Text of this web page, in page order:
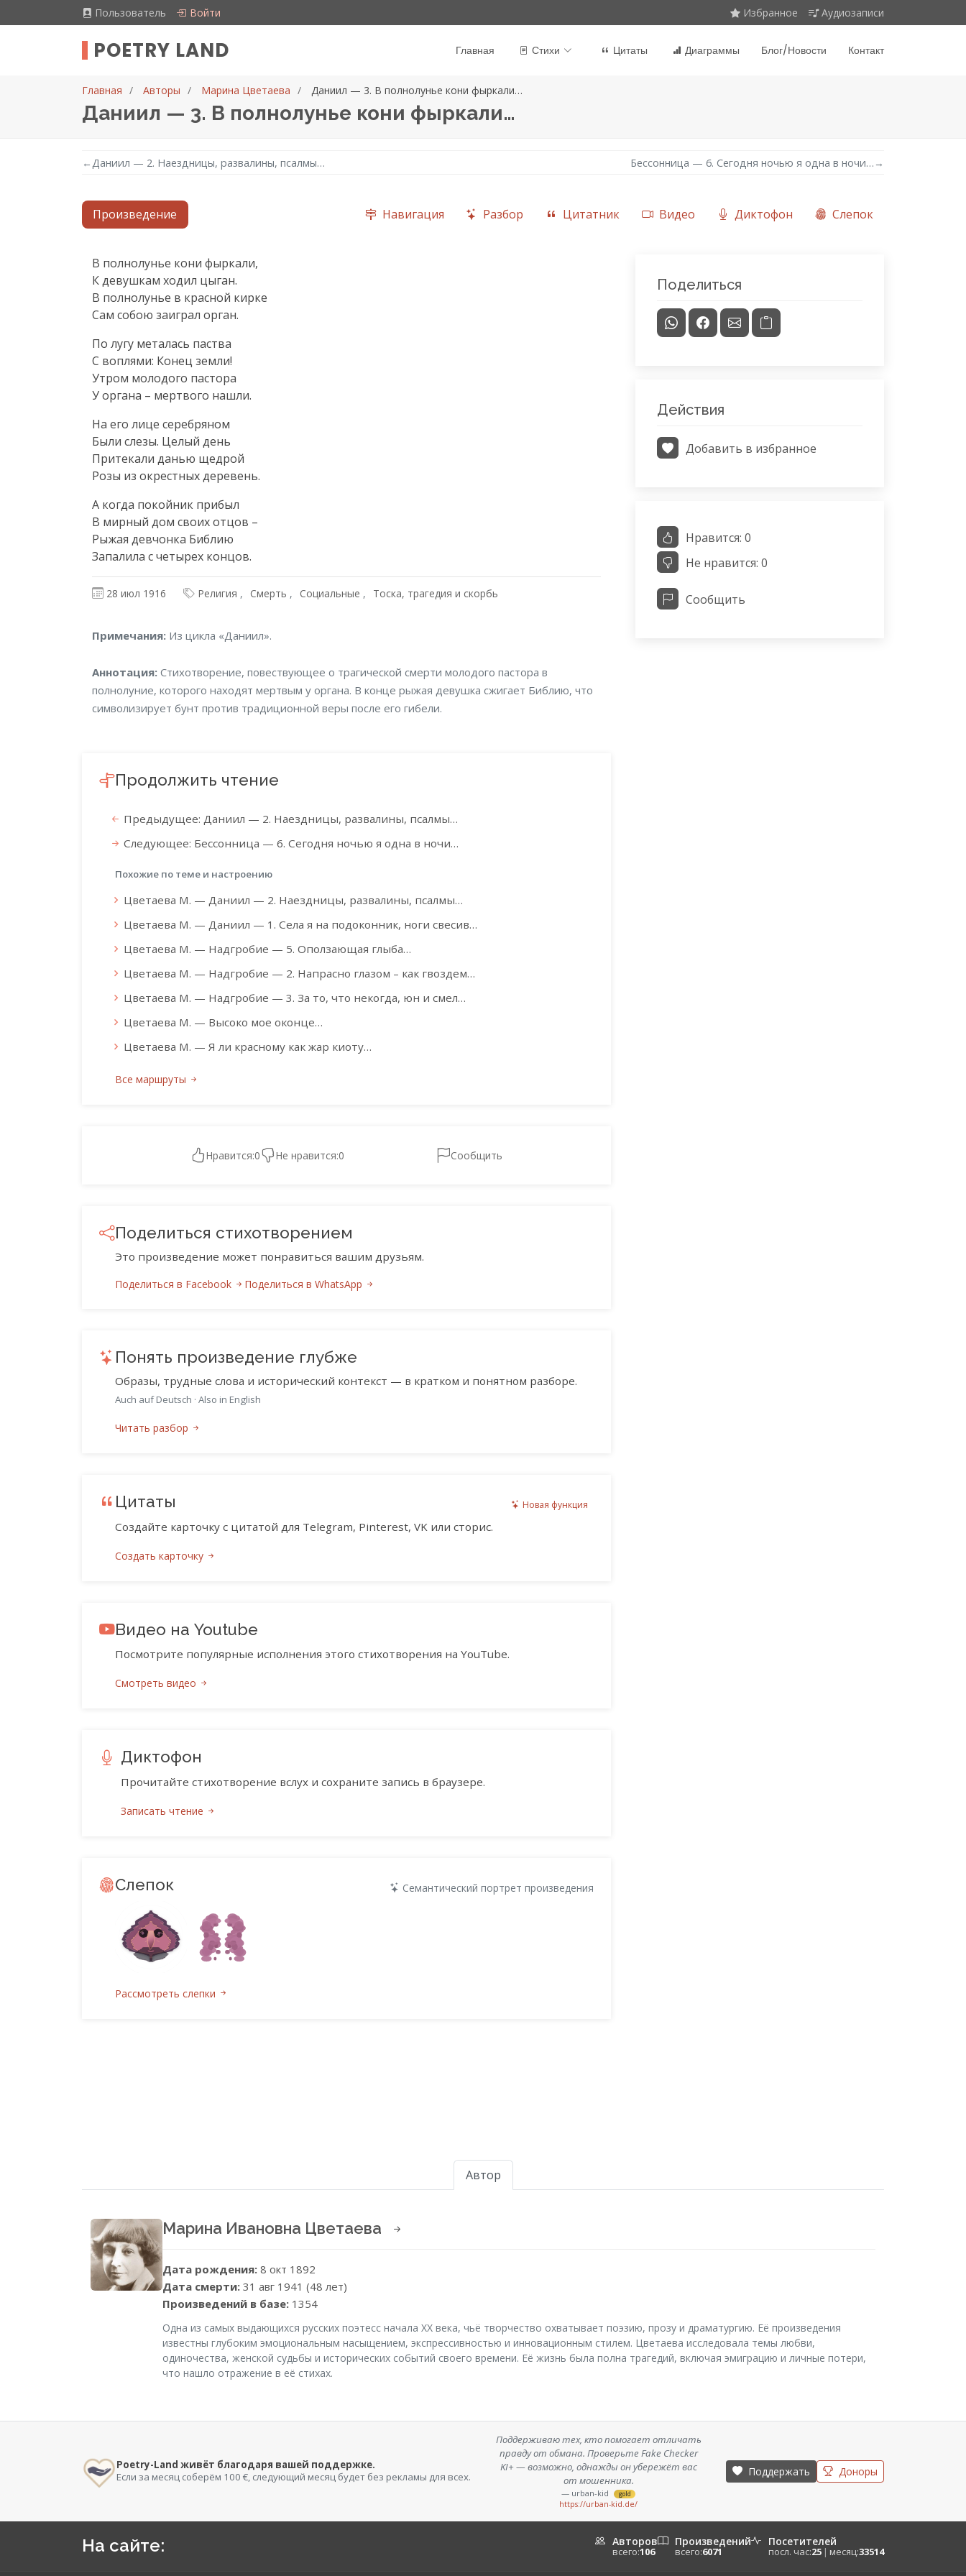
Пользователь Войти Избранное Аудиозаписи
POETRY LAND Главная Стихи Цитаты Диаграммы Блог/Новости Контакт
Главная Авторы Марина Цветаева Даниил — 3. В полнолунье кони фыркали…
Даниил — 3. В полнолунье кони фыркали…
← Даниил — 2. Наездницы, развалины, псалмы… Бессонница — 6. Сегодня ночью я одна в ночи… →
Произведение Навигация Разбор Цитатник Видео Диктофон Слепок
Текст произведения
В полнолунье кони фыркали,
К девушкам ходил цыган.
В полнолунье в красной кирке
Сам собою заиграл орган.
По лугу металась паства
С воплями: Конец земли!
Утром молодого пастора
У органа – мертвого нашли.
На его лице серебряном
Были слезы. Целый день
Притекали данью щедрой
Розы из окрестных деревень.
А когда покойник прибыл
В мирный дом своих отцов –
Рыжая девчонка Библию
Запалила с четырех концов.
28 июл 1916 Религия Смерть Социальные Тоска, трагедия и скорбь
Примечания
Примечания: Из цикла «Даниил».
Аннотация
Аннотация:Стихотворение, повествующее о трагической смерти молодого пастора в
полнолуние, которого находят мертвым у органа. В конце рыжая девушка сжигает Библию, что
символизирует бунт против традиционной веры после его гибели.
Продолжить чтение
Предыдущее: Даниил — 2. Наездницы, развалины, псалмы…
Следующее: Бессонница — 6. Сегодня ночью я одна в ночи…
Похожие по теме и настроению
Цветаева М. — Даниил — 2. Наездницы, развалины, псалмы…
Цветаева М. — Даниил — 1. Села я на подоконник, ноги свесив…
Цветаева М. — Надгробие — 5. Оползающая глыба…
Цветаева М. — Надгробие — 2. Напрасно глазом – как гвоздем…
Цветаева М. — Надгробие — 3. За то, что некогда, юн и смел…
Цветаева М. — Высоко мое оконце…
Цветаева М. — Я ли красному как жар киоту…
Все маршруты
Нравится:0 Не нравится:0 Сообщить
Поделиться стихотворением
Это произведение может понравиться вашим друзьям.
Поделиться в Facebook Поделиться в WhatsApp
Понять произведение глубже
Образы, трудные слова и исторический контекст — в кратком и понятном разборе.
Auch auf Deutsch · Also in English
Читать разбор
Цитаты Новая функция
Создайте карточку с цитатой для Telegram, Pinterest, VK или сторис.
Создать карточку
Видео на Youtube
Посмотрите популярные исполнения этого стихотворения на YouTube.
Смотреть видео
Диктофон
Прочитайте стихотворение вслух и сохраните запись в браузере.
Записать чтение
Слепок Семантический портрет произведения
Рассмотреть слепки
Поделиться
Действия
Добавить в избранное
Нравится: 0
Не нравится: 0
Сообщить
Автор
Марина Ивановна Цветаева
Дата рождения: 8 окт 1892
Дата смерти: 31 авг 1941 (48 лет)
Произведений в базе: 1354
Одна из самых выдающихся русских поэтесс начала XX века, чьё творчество охватывает поэзию, прозу и драматургию. Её произведения
известны глубоким эмоциональным насыщением, экспрессивностью и инновационным стилем. Цветаева исследовала темы любви,
одиночества, женской судьбы и исторических событий своего времени. Её жизнь была полна трагедий, включая эмиграцию и личные потери,
что нашло отражение в её стихах.
Poetry-Land живёт благодаря вашей поддержке.
Если за месяц соберём 100 €, следующий месяц будет без рекламы для всех.
Поддерживаю тех, кто помогает отличать
правду от обмана. Проверьте Fake Checker
KI+ — возможно, однажды он убережёт вас
от мошенника.
— urban-kid gold
https://urban-kid.de/
Поддержать Доноры
На сайте: Авторов
всего:106
Произведений
всего:6071
Посетителей
посл. час:25 | месяц:33514